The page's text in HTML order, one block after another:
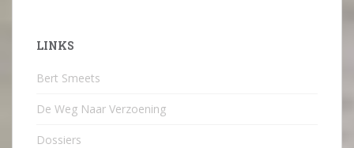
LINKS
Bert Smeets
De Weg Naar Verzoening
Dossiers